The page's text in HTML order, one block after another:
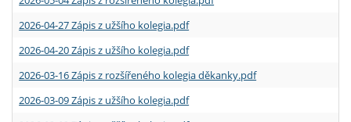
2026-04-27 Zápis z užšího kolegia.pdf
2026-04-20 Zápis z užšího kolegia.pdf
2026-03-16 Zápis z rozšířeného kolegia děkanky.pdf
2026-03-09 Zápis z užšího kolegia.pdf